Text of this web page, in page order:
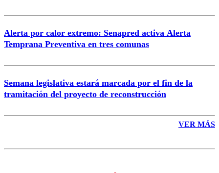
Alerta por calor extremo: Senapred activa Alerta
Temprana Preventiva en tres comunas
Semana legislativa estará marcada por el fin de la
tramitación del proyecto de reconstrucción
VER MÁS